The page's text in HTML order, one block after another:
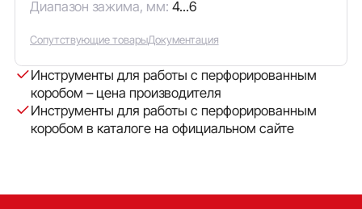
Диапазон зажима, мм: 4...6
Сопутствующие товарыДокументация
Инструменты для работы с перфорированным
коробом – цена производителя
Инструменты для работы с перфорированным
коробом в каталоге на официальном сайте